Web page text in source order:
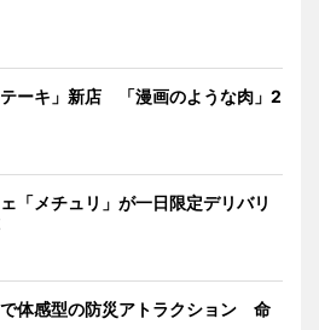
ーキ」新店 「漫画のような肉」2
「メチュリ」が一日限定デリバリ
体感型の防災アトラクション 命